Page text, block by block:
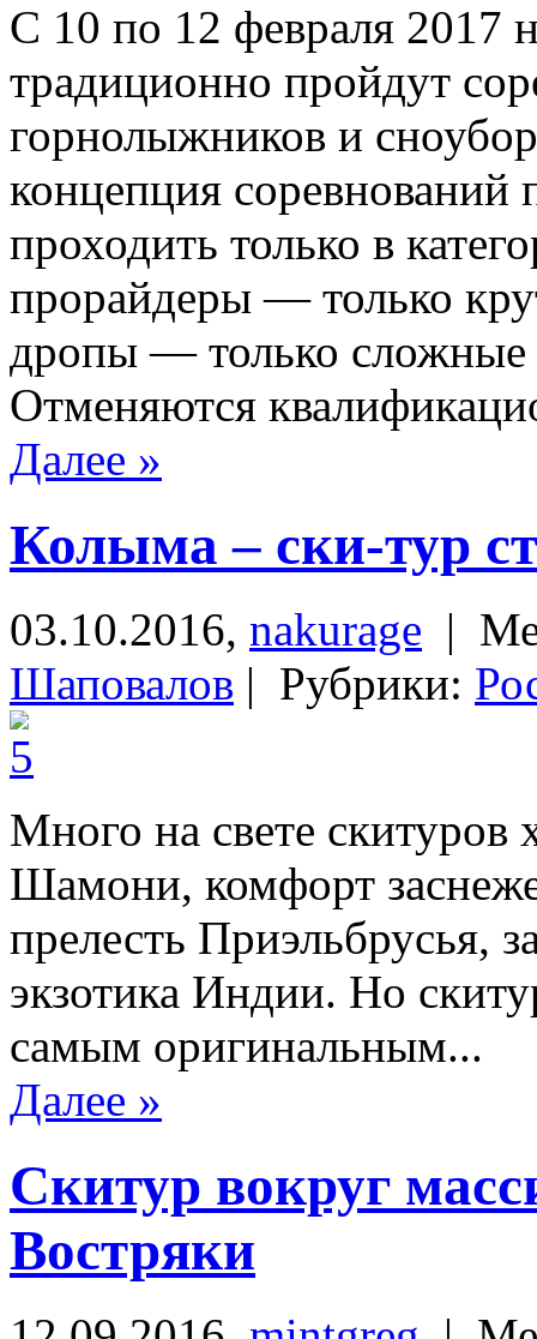
C 10 по 12 февраля 2017
традиционно пройдут
горнолыжников и
концепция соревнований
проходить только в
прорайдеры — только
дропы — только
Отменяются
Далее »
Колыма – ски-тур
03.10.2016, nakurage |
Шаповалов | Рубрики:
Много на свете скитуров
Шамони, комфорт
прелесть Приэльбрусья,
экзотика Индии. Но
самым оригинальным...
Далее »
Скитур вокруг
Востряки